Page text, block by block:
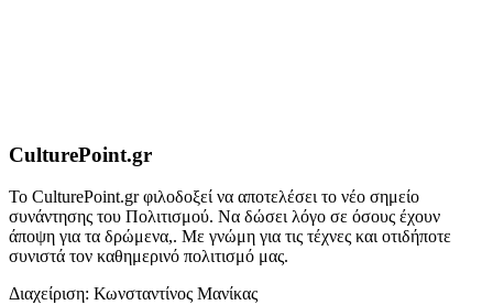
CulturePoint.gr
Το CulturePoint.gr φιλοδοξεί να αποτελέσει το νέο σημείο
συνάντησης του Πολιτισμού. Να δώσει λόγο σε όσους έχουν
άποψη για τα δρώμενα,. Με γνώμη για τις τέχνες και οτιδήποτε
συνιστά τον καθημερινό πολιτισμό μας.
Διαχείριση: Κωνσταντίνος Μανίκας